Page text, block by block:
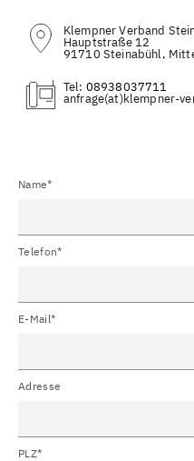
Klempner Verband
Hauptstraße 12
91710 Steinabühl,
Tel: 08938037711
(at)
Name*
Telefon*
E-Mail*
Adresse
PLZ*